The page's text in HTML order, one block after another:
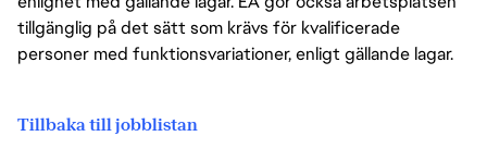
tillgänglig på det sätt som krävs för kvalificerade
personer med funktionsvariationer, enligt gällande lagar.
Tillbaka till jobblistan